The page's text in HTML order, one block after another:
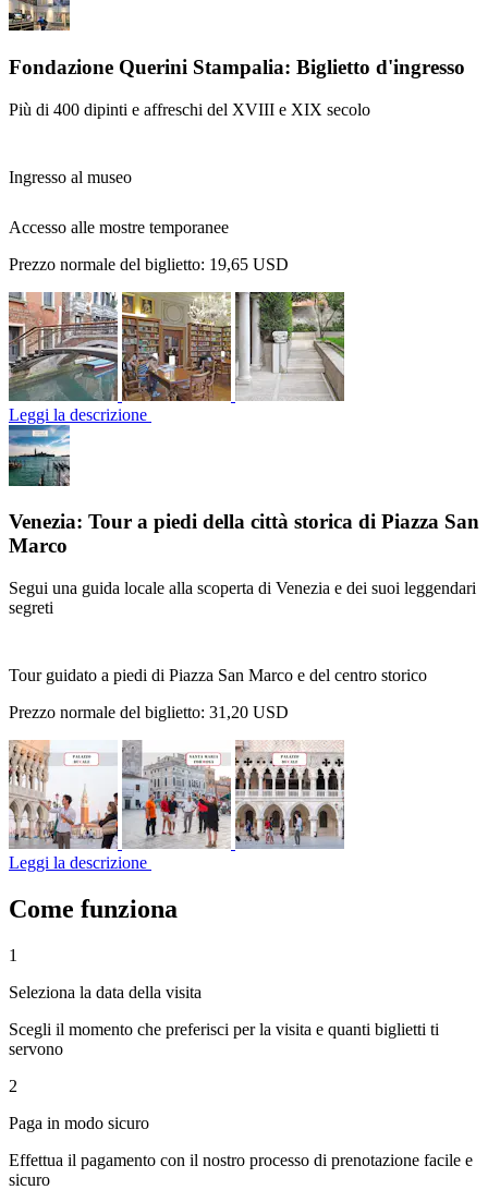
Fondazione Querini Stampalia: Biglietto d'ingresso
Più di 400 dipinti e affreschi del XVIII e XIX secolo
Ingresso al museo
Accesso alle mostre temporanee
Prezzo normale del biglietto: 19,65 USD
Leggi la descrizione
Venezia: Tour a piedi della città storica di Piazza San
Marco
Segui una guida locale alla scoperta di Venezia e dei suoi leggendari
segreti
Tour guidato a piedi di Piazza San Marco e del centro storico
Prezzo normale del biglietto: 31,20 USD
Leggi la descrizione
Come funziona
1
Seleziona la data della visita
Scegli il momento che preferisci per la visita e quanti biglietti ti
servono
2
Paga in modo sicuro
Effettua il pagamento con il nostro processo di prenotazione facile e
sicuro